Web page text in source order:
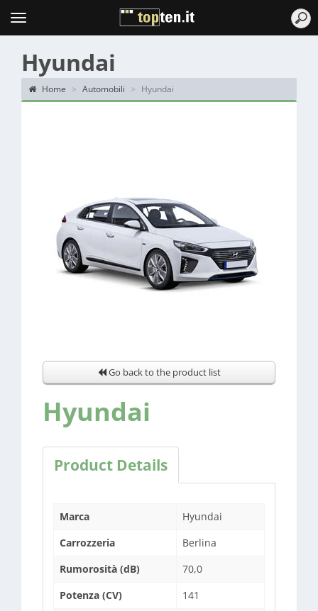
Topten
Menu
Hyundai
Home Automobili Hyundai
Go back to the product list
Hyundai
Product Details
Marca
Hyundai
Carrozzeria
Berlina
Rumorosità (dB)
70,0
Potenza (CV)
141